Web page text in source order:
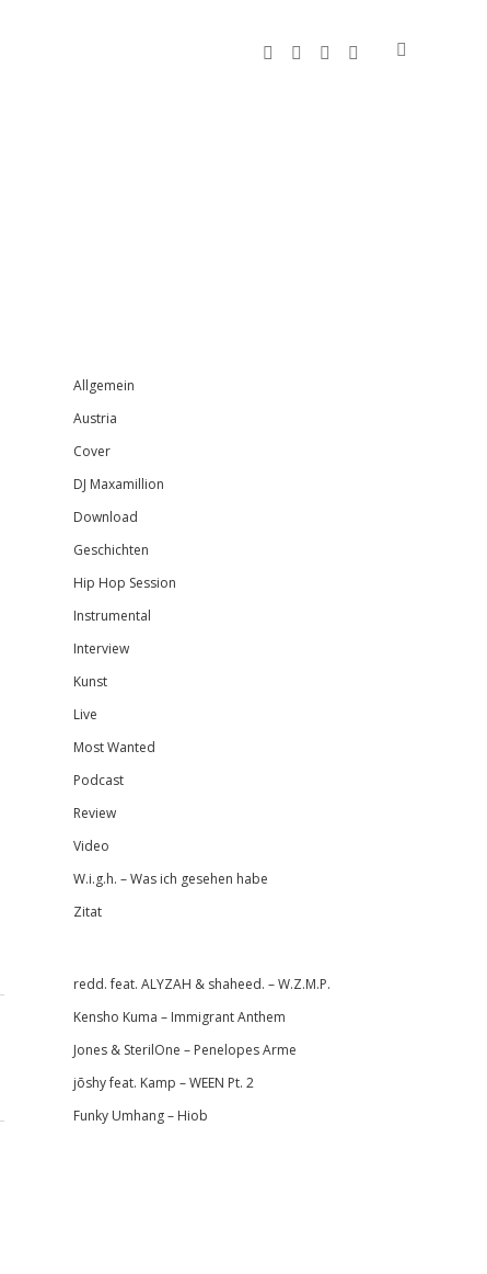
facebookinstagrambandcamp
spotify
Sidebar
Allgemein
Austria
Cover
DJ Maxamillion
Download
Geschichten
Hip Hop Session
Instrumental
Interview
Kunst
Live
Most Wanted
Podcast
Review
Video
W.i.g.h. – Was ich gesehen habe
Zitat
redd. feat. ALYZAH & shaheed. – W.Z.M.P.
Kensho Kuma – Immigrant Anthem
Jones & SterilOne – Penelopes Arme
jōshy feat. Kamp – WEEN Pt. 2
Funky Umhang – Hiob